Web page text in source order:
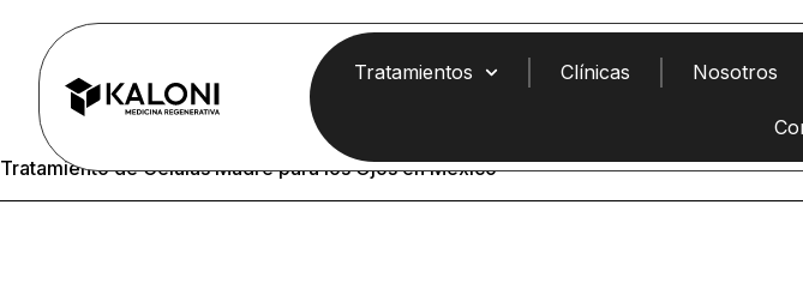
Tratamientos Clínicas Nosotros
Tratamiento de Células Madre para los Ojos en México